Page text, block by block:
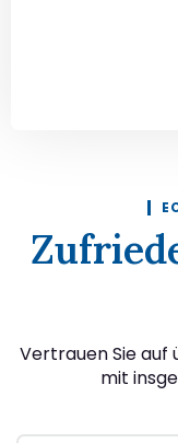
Vertrauen Sie auf
mit